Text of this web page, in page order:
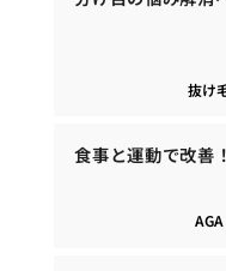
抜け
食事と運動で改善
AGA